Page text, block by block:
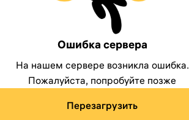
Ошибка сервера
На нашем сервере возникла ошибка.
Пожалуйста, попробуйте позже
Перезагрузить